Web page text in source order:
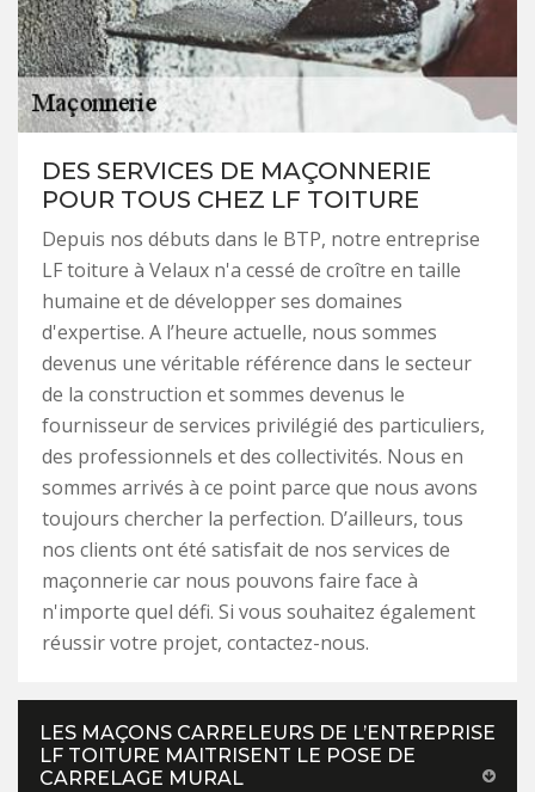
DES SERVICES DE MAÇONNERIE
POUR TOUS CHEZ LF TOITURE
Depuis nos débuts dans le BTP, notre entreprise
LF toiture à Velaux n'a cessé de croître en taille
humaine et de développer ses domaines
d'expertise. A l’heure actuelle, nous sommes
devenus une véritable référence dans le secteur
de la construction et sommes devenus le
fournisseur de services privilégié des particuliers,
des professionnels et des collectivités. Nous en
sommes arrivés à ce point parce que nous avons
toujours chercher la perfection. D’ailleurs, tous
nos clients ont été satisfait de nos services de
maçonnerie car nous pouvons faire face à
n'importe quel défi. Si vous souhaitez également
réussir votre projet, contactez-nous.
LES MAÇONS CARRELEURS DE L’ENTREPRISE
LF TOITURE MAITRISENT LE POSE DE
CARRELAGE MURAL